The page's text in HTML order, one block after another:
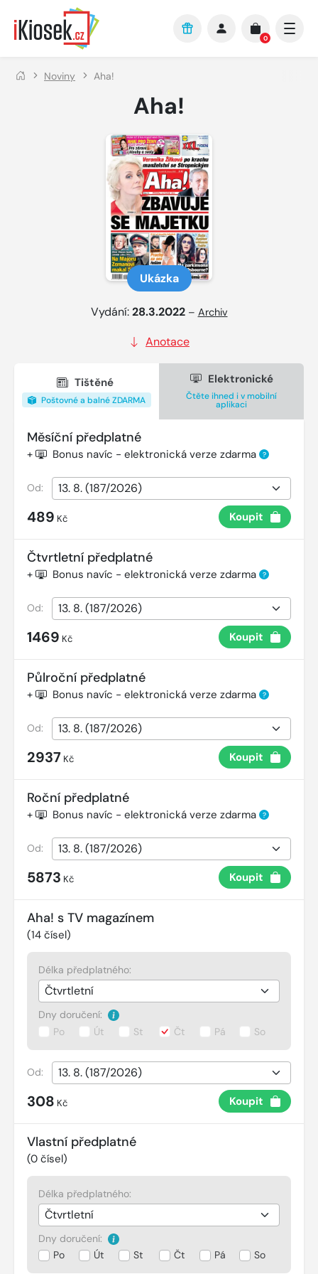
Přejít na hlavní obsah
0
Noviny Aha!
Aha!
Ukázka
Vydání:28.3.2022 – Archiv
Anotace
Tištěné
Poštovné a balné ZDARMA
Elektronické
Čtěte ihned i v mobilní
aplikaci
Měsíční předplatné
+ Bonus navíc - elektronická verze zdarma ?
Od:
489 Kč Koupit
Čtvrtletní předplatné
+ Bonus navíc - elektronická verze zdarma ?
Od:
1469 Kč Koupit
Půlroční předplatné
+ Bonus navíc - elektronická verze zdarma ?
Od:
2937 Kč Koupit
Roční předplatné
+ Bonus navíc - elektronická verze zdarma ?
Od:
5873 Kč Koupit
Aha! s TV magazínem
(14 čísel)
Délka předplatného:
Dny doručení:
Po
Út St Čt Pá So
Od:
308 Kč Koupit
Vlastní předplatné
(0 čísel)
Délka předplatného:
Dny doručení:
Po
Út St Čt Pá So